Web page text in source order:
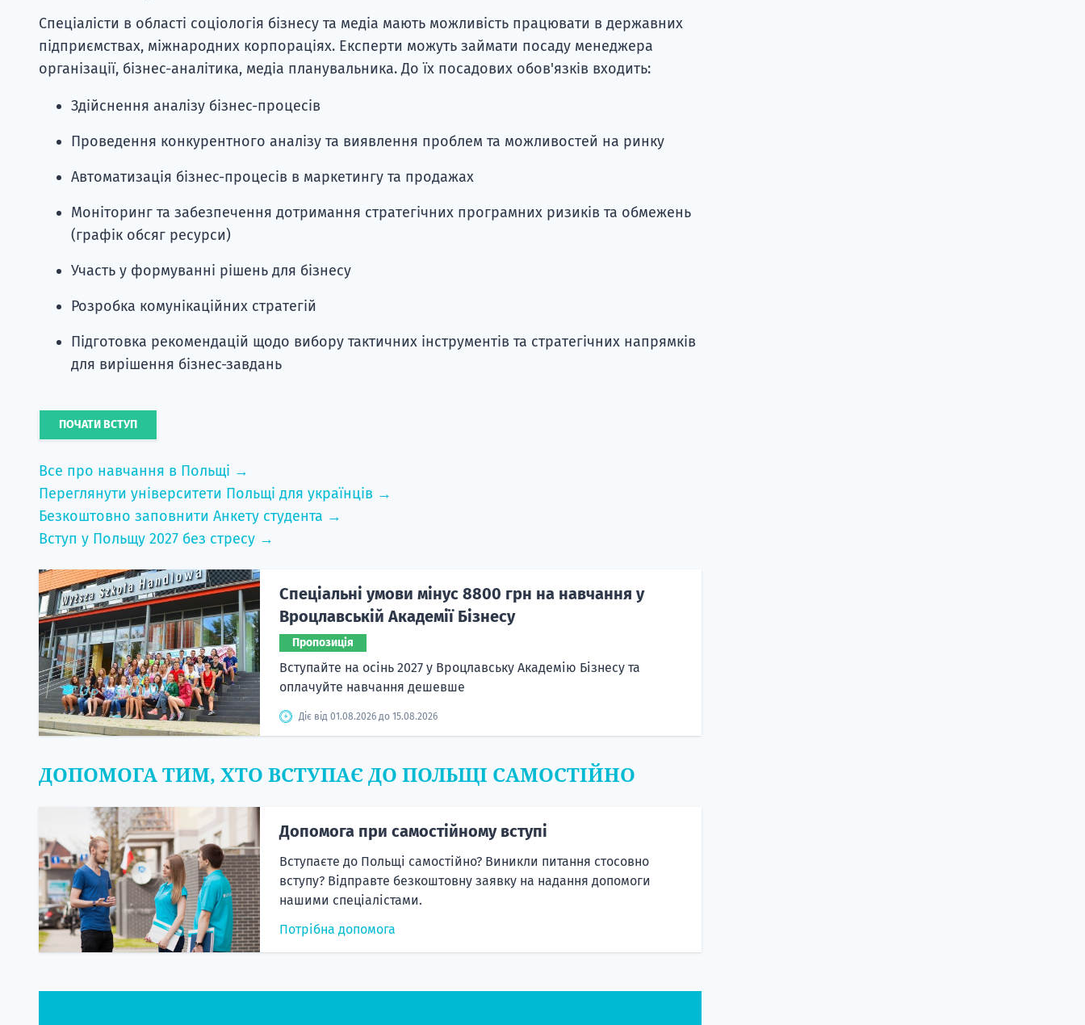
Спеціалісти в області соціологія бізнесу та медіа мають можливість працювати в державних
підприємствах, міжнародних корпораціях. Експерти можуть займати посаду менеджера
організації, бізнес-аналітика, медіа планувальника. До їх посадових обов'язків входить:
Здійснення аналізу бізнес-процесів
Проведення конкурентного аналізу та виявлення проблем та можливостей на ринку
Автоматизація бізнес-процесів в маркетингу та продажах
Моніторинг та забезпечення дотримання стратегічних програмних ризиків та обмежень
(графік обсяг ресурси)
Участь у формуванні рішень для бізнесу
Розробка комунікаційних стратегій
Підготовка рекомендацій щодо вибору тактичних інструментів та стратегічних напрямків
для вирішення бізнес-завдань
ПОЧАТИ ВСТУП
Все про навчання в Польщі →
Переглянути університети Польщі для українців →
Безкоштовно заповнити Анкету студента →
Вступ у Польщу 2027 без стресу →
Спеціальні умови мінус 8800 грн на навчання у
Вроцлавській Академії Бізнесу
Пропозиція
Вступайте на осінь 2027 у Вроцлавську Академію Бізнесу та
оплачуйте навчання дешевше
Діє від 01.08.2026 до 15.08.2026
ДОПОМОГА ТИМ, ХТО ВСТУПАЄ ДО ПОЛЬЩІ САМОСТІЙНО
Допомога при самостійному вступі
Вступаєте до Польщі самостійно? Виникли питання стосовно
вступу? Відправте безкоштовну заявку на надання допомоги
нашими спеціалістами.
Потрібна допомога